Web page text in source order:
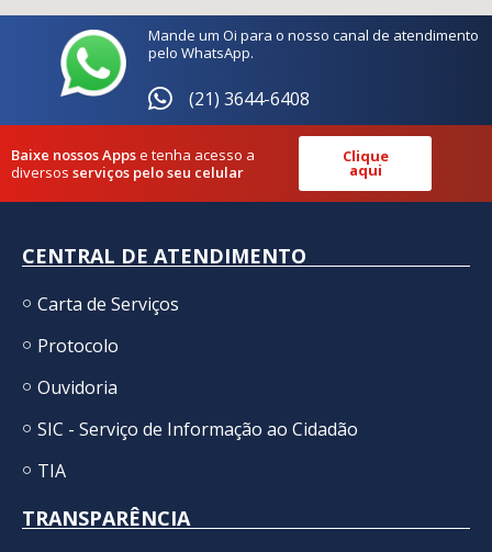
Mande um Oi para o nosso canal de atendimento
pelo WhatsApp.
(21) 3644-6408
Baixe nossos Appse tenha acesso a
diversos serviços pelo seu celular
Clique
aqui
CENTRAL DE ATENDIMENTO
Carta de Serviços
Protocolo
Ouvidoria
SIC - Serviço de Informação ao Cidadão
TIA
TRANSPARÊNCIA